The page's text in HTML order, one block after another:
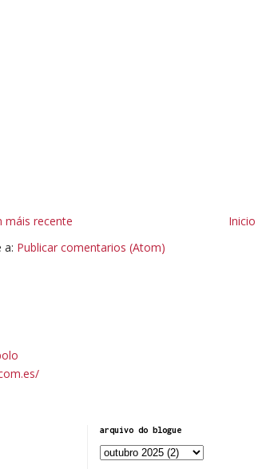
máis recente
Inicio
a: Publicar comentarios (Atom)
arquivo do blogue